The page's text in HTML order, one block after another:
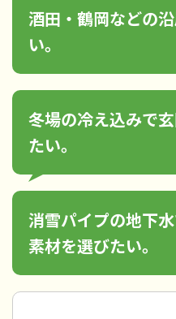
酒田・鶴岡などの
い。
冬場の冷え込みで
たい。
消雪パイプの地下
素材を選びたい。